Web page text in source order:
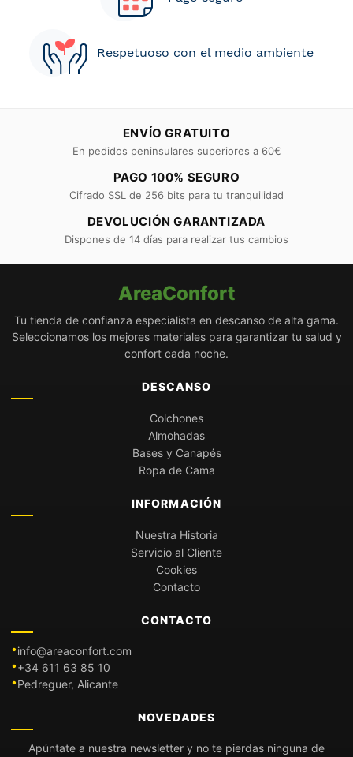
Respetuoso con el medio ambiente
ENVÍO GRATUITO
En pedidos peninsulares superiores a 60€
PAGO 100% SEGURO
Cifrado SSL de 256 bits para tu tranquilidad
DEVOLUCIÓN GARANTIZADA
Dispones de 14 días para realizar tus cambios
AreaConfort
Tu tienda de confianza especialista en descanso de alta gama.
Seleccionamos los mejores materiales para garantizar tu salud y
confort cada noche.
DESCANSO
Colchones
Almohadas
Bases y Canapés
Ropa de Cama
INFORMACIÓN
Nuestra Historia
Servicio al Cliente
Cookies
Contacto
CONTACTO
info@areaconfort.com
+34 611 63 85 10
Pedreguer, Alicante
NOVEDADES
Apúntate a nuestra newsletter y no te pierdas ninguna de